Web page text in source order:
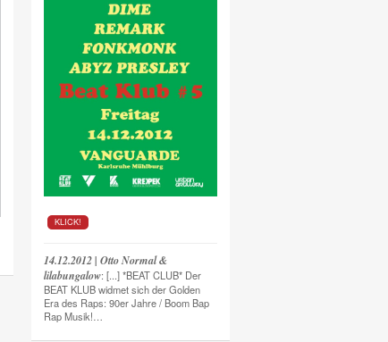
KLICK!
14.12.2012 | Otto Normal &
lilabungalow: [...] *BEAT CLUB* Der
BEAT KLUB widmet sich der Golden
Era des Raps: 90er Jahre / Boom Bap
Rap Musik!…